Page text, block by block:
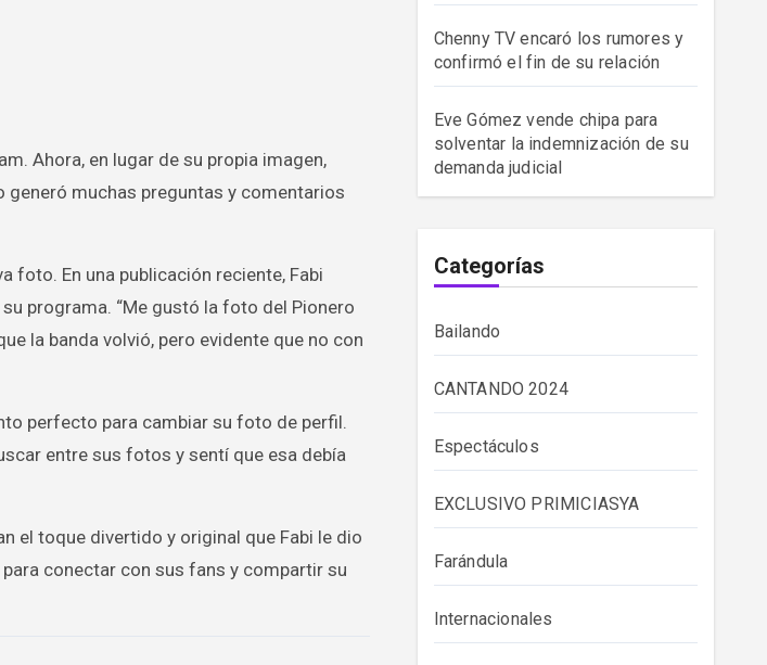
generó muchas preguntas y comentarios
foto. En una publicación reciente, Fabi
programa. “Me gustó la foto del Pionero
la banda volvió, pero evidente que no con
perfecto para cambiar su foto de perfil.
entre sus fotos y sentí que esa debía
el toque divertido y original que Fabi le dio
conectar con sus fans y compartir su
Chenny TV encaró los rumores y
confirmó el fin de su relación
Eve Gómez vende chipa para
solventar la indemnización de su
demanda judicial
Categorías
Bailando
CANTANDO 2024
Espectáculos
EXCLUSIVO PRIMICIASYA
Farándula
Internacionales